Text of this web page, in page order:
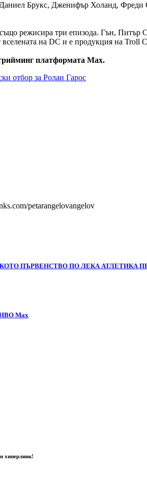
Брукс, Дженифър Холанд,
режисира три епизода. Гън,
на DC и е продукция на Troll
платформата Max.
отбор за Ролан Гарос
petarangelovangelov
ПЪРВЕНСТВО ПО ЛЕКА АТЛЕТИКА
Max
хиперлинк!